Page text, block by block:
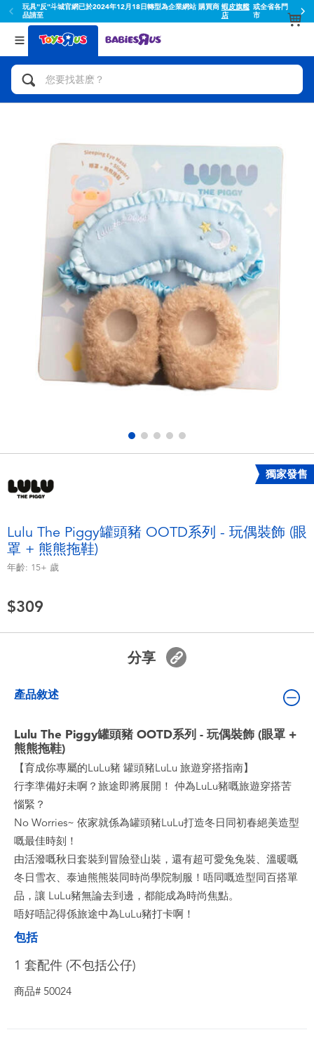
玩具"反"斗城官網已於2024年12月18日轉型為企業網站 購買商
品請至
蝦皮旗艦
店
或全省各門
市
返回
分類目錄
人氣英雄,角色扮演,射擊玩具
拼砌組合及樂高LEGO
玩具車,貨車,火車及遙控系列
手工藝,文具,蠟筆,泥膠,畫板
娃娃, 芭比,收藏公仔
電子玩具
遊戲及拼圖系列
派對用品
毛毛公仔玩具
盲盒
生活雜貨
返回
品牌
Toy Story玩具總動員
52TOYS
Fuggler
Miniso名創優品
playpop
LEGO樂高
Barbie芭比
NERF熱火 獨家發售
Lulu The Piggy罐頭豬 OOTD系列 - 玩偶裝飾 (眼
罩 + 熊熊拖鞋)
年齡: 15+ 歲
$309
分享
產品敘述
Lulu The Piggy罐頭豬 OOTD系列 - 玩偶裝飾 (眼罩 +
熊熊拖鞋)
【育成你專屬的LuLu豬 罐頭豬LuLu 旅遊穿搭指南】
行李準備好未啊？旅途即將展開！ 仲為LuLu豬嘅旅遊穿搭苦
惱緊？
No Worries~ 依家就係為罐頭豬LuLu打造冬日同初春絕美造型
嘅最佳時刻！
由活潑嘅秋日套裝到冒險登山裝，還有超可愛兔兔裝、溫暖嘅
冬日雪衣、泰迪熊熊裝同時尚學院制服！唔同嘅造型同百搭單
品，讓 LuLu豬無論去到邊，都能成為時尚焦點。
唔好唔記得係旅途中為LuLu豬打卡啊！
包括
1 套配件 (不包括公仔)
商品# 50024